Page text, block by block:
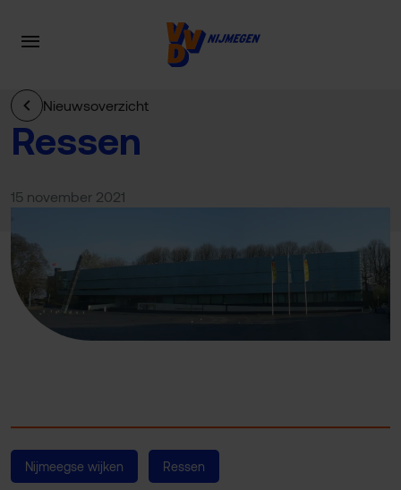
Nieuwsoverzicht
Ressen
15 november 2021
Nijmeegse wijken Ressen